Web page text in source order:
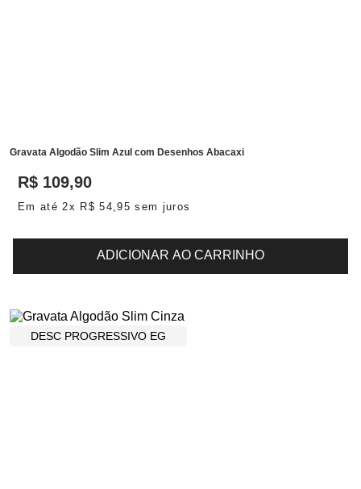
Gravata Algodão Slim Azul com Desenhos Abacaxi
R$ 109,90
Em até2x R$ 54,95 sem juros
ADICIONAR AO CARRINHO
DESC PROGRESSIVO EG